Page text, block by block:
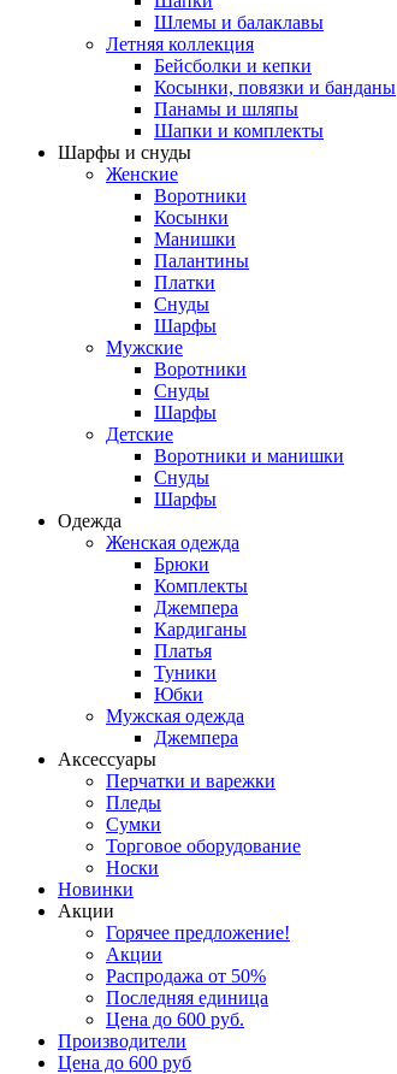
Шлемы и балаклавы
Летняя коллекция
Бейсболки и кепки
Косынки, повязки и банданы
Панамы и шляпы
Шапки и комплекты
Шарфы и снуды
Женские
Воротники
Косынки
Манишки
Палантины
Платки
Снуды
Шарфы
Мужские
Воротники
Снуды
Шарфы
Детские
Воротники и манишки
Снуды
Шарфы
Одежда
Женская одежда
Брюки
Комплекты
Джемпера
Кардиганы
Платья
Туники
Юбки
Мужская одежда
Джемпера
Аксессуары
Перчатки и варежки
Пледы
Сумки
Торговое оборудование
Носки
Новинки
Акции
Горячее предложение!
Акции
Распродажа от 50%
Последняя единица
Цена до 600 руб.
Производители
Цена до 600 руб